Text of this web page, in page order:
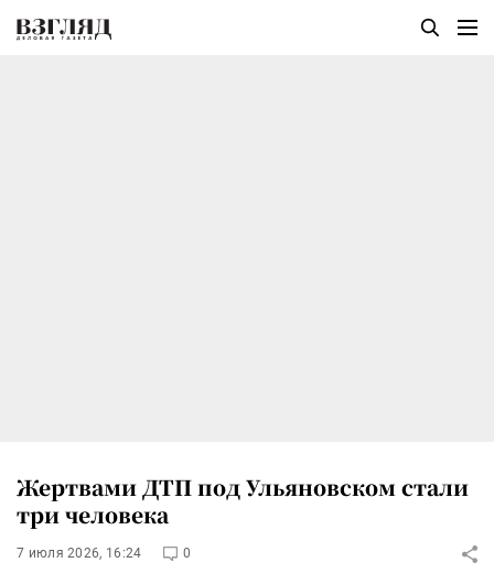
Жертвами ДТП под Ульяновском стали
три человека
7 июля 2026, 16:24 0